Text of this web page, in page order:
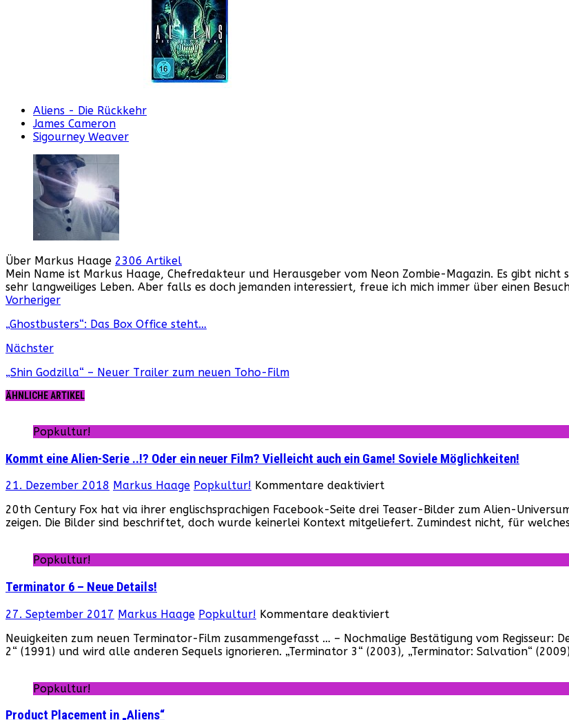
Aliens - Die Rückkehr
James Cameron
Sigourney Weaver
Über Markus Haage 2306 Artikel
Mein Name ist Markus Haage, Chefredakteur und Herausgeber vom Neon Zombie-Magazin. Es gibt
sehr langweiliges Leben. Aber falls es doch jemanden interessiert, freue ich mich immer über einen
Webseite
Facebook
Instagram
YouTube
Vorheriger
„Ghostbusters“: Das Box Office steht…
Nächster
„Shin Godzilla“ – Neuer Trailer zum neuen Toho-Film
ÄHNLICHE ARTIKEL
Popkultur!
Kommt eine Alien-Serie ..!? Oder ein neuer Film? Vielleicht auch ein Game! Soviele Möglichkeiten!
21. Dezember 2018 Markus Haage Popkultur! Kommentare deaktiviertfür
eine
Alien-
..!?
Oder
Vielleicht
ein
Game!
Möglichkeiten!
20th Century Fox hat via ihrer englischsprachigen Facebook-Seite drei Teaser-Bilder zum Alien-
zeigen. Die Bilder sind beschriftet, doch wurde keinerlei Kontext mitgeliefert. Zumindest nicht, für
Popkultur!
Terminator 6 – Neue Details!
27. September 2017 Markus Haage Popkultur! Kommentare deaktiviert
6
–
Neuigkeiten zum neuen Terminator-Film zusammengefasst … – Nochmalige Bestätigung vom Regisseur:
2“ (1991) und wird alle anderen Sequels ignorieren. „Terminator 3“ (2003), „Terminator: Salvation“
Popkultur!
Product Placement in „Aliens“